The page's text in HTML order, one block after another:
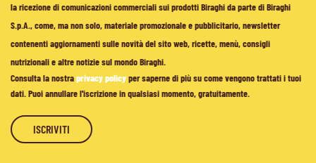
la ricezione di comunicazioni commerciali sui prodotti Biraghi da parte di Biraghi
S.p.A., come, ma non solo, materiale promozionale e pubblicitario, newsletter
contenenti aggiornamenti sulle novità del sito web, ricette, menù, consigli
nutrizionali e altre notizie sul mondo Biraghi.
Consulta la nostraprivacy policyper saperne di più su come vengono trattati i tuoi
dati. Puoi annullare l'iscrizione in qualsiasi momento, gratuitamente.